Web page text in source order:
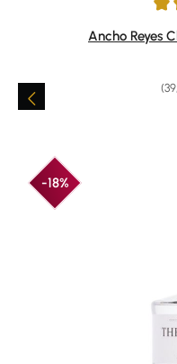
Durchschnittliche
Ancho Reyes
-18%